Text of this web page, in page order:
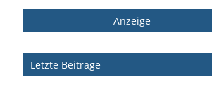
Anzeige
Letzte Beiträge